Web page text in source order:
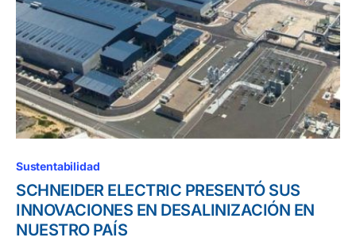
Sustentabilidad
SCHNEIDER ELECTRIC PRESENTÓ SUS
INNOVACIONES EN DESALINIZACIÓN EN
NUESTRO PAÍS